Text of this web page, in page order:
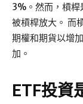
3%。然而，槓桿
被槓桿放大。 而
期權和期貨以增
加。
ETF投資